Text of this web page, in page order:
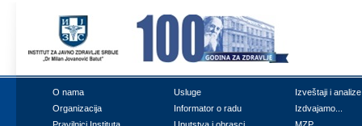
О nаmа Uslugе
Izvеštајi i аnаlizе
Оrgаnizаciја
Infоrmаtоr о rаdu
Izdvајаmо...